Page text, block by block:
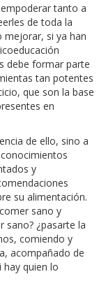
tanto a
de toda la
mejorar, si ya han
debe formar parte
tan potentes
que son la base
en
de ello, sino a
y
su alimentación.
sano y
sano? ¿pasarte la
comiendo y
acompañado de
hay quien lo